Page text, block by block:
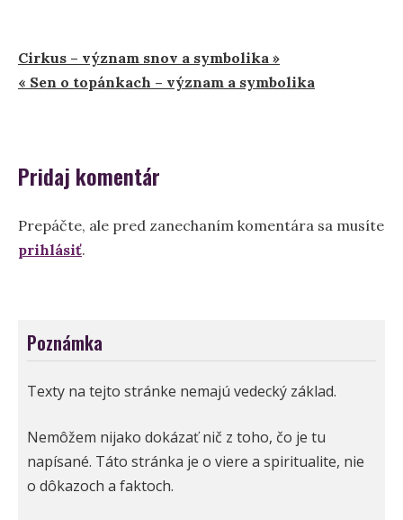
Navigácia
v
Cirkus – význam snov a symbolika »
« Sen o topánkach – význam a symbolika
Pridaj komentár
Prepáčte, ale pred zanechaním komentára sa musíte
prihlásiť.
Poznámka
Texty na tejto stránke nemajú vedecký základ.
Nemôžem nijako dokázať nič z toho, čo je tu
napísané. Táto stránka je o viere a spiritualite, nie
o dôkazoch a faktoch.